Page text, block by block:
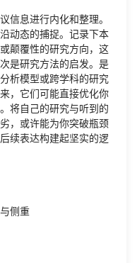
信息进行内化和整理。
动态的捕捉。记录下本
颠覆性的研究方向，这
是研究方法的启发。是
析模型或跨学科的研究
，它们可能直接优化你
将自己的研究与听到的
，或许能为你突破瓶颈
续表达构建起坚实的逻
侧重